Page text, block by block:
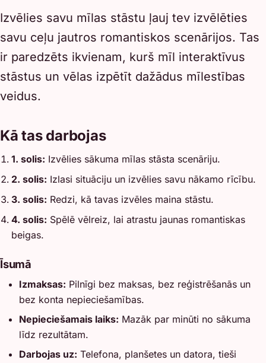
Izvēlies savu mīlas stāstu ļauj tev izvēlēties
savu ceļu jautros romantiskos scenārijos. Tas
ir paredzēts ikvienam, kurš mīl interaktīvus
stāstus un vēlas izpētīt dažādus mīlestības
veidus.
Kā tas darbojas
1. solis: Izvēlies sākuma mīlas stāsta scenāriju.
2. solis: Izlasi situāciju un izvēlies savu nākamo rīcību.
3. solis: Redzi, kā tavas izvēles maina stāstu.
4. solis: Spēlē vēlreiz, lai atrastu jaunas romantiskas
beigas.
Īsumā
Izmaksas: Pilnīgi bez maksas, bez reģistrēšanās un
bez konta nepieciešamības.
Nepieciešamais laiks: Mazāk par minūti no sākuma
līdz rezultātam.
Darbojas uz: Telefona, planšetes un datora, tieši